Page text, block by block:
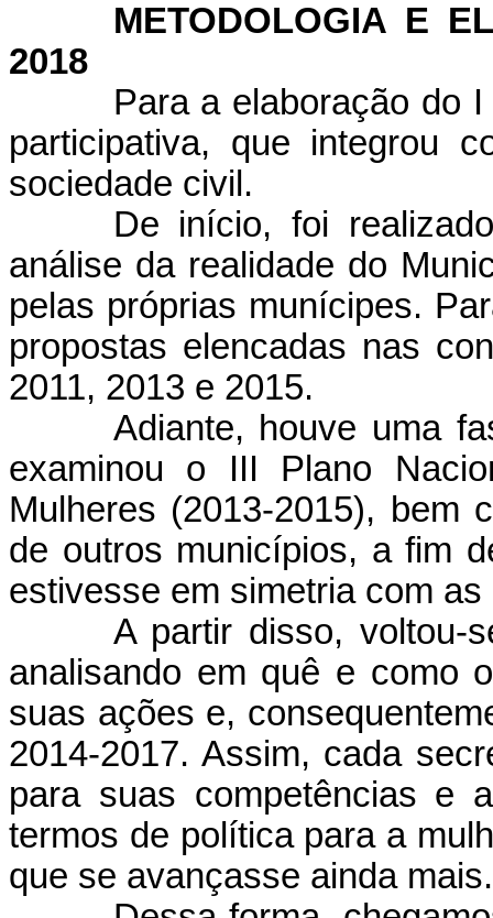
METODOLOGIA E
2018
Para a elaboração do
participativa, que integrou
sociedade civil.
De início, foi
análise da realidade do
pelas próprias munícipes.
propostas elencadas nas
2011, 2013 e 2015.
Adiante, houve uma
examinou o III Plano
Mulheres (2013-2015), bem
de outros municípios, a fim
estivesse em simetria com
A partir disso, voltou-
analisando em quê e como
suas ações e,
2014-2017. Assim, cada
para suas competências e
termos de política para a
que se avançasse ainda mais.